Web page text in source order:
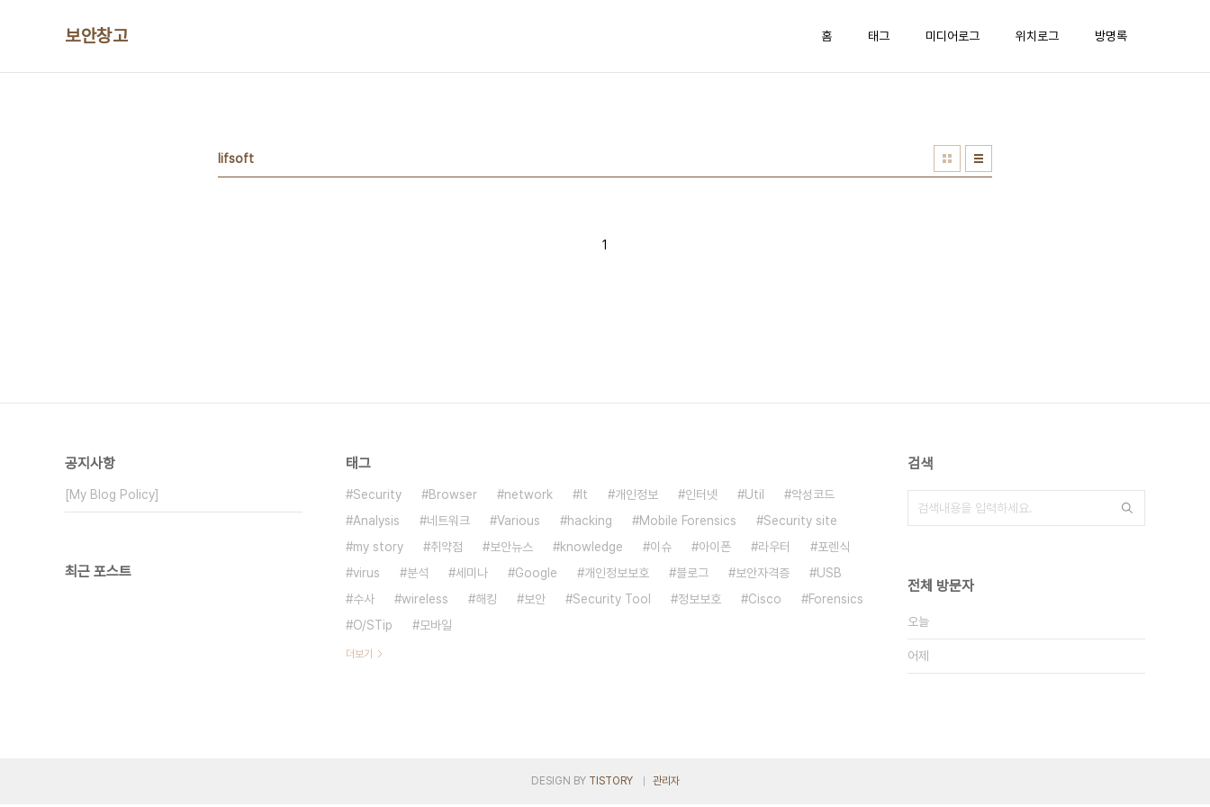
보안창고 홈 태그 미디어로그 위치로그 방명록
lifsoft
1
공지사항
[My Blog Policy]
최근 포스트
태그
Security Browser network It 개인정보 인터넷 Util
악성코드
Analysis
네트워크 Various hacking Mobile Forensics
Security site
my story
취약점 보안뉴스 knowledge 이슈 아이폰 라우터
포렌식
virus
분석 세미나 Google 개인정보보호 블로그 보안자격증
USB
수사
wireless 해킹 보안 Security Tool 정보보호 Cisco
Forensics
O/STip
모바일
더보기
검색
전체 방문자
오늘
어제
DESIGN BY TISTORY 관리자